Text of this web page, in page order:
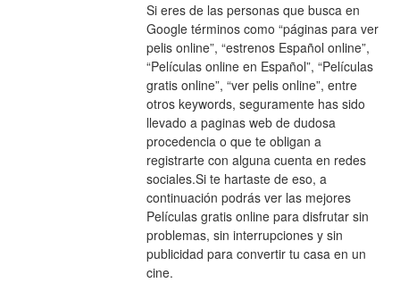
Si eres de las personas que busca en
Google términos como “páginas para ver
pelis online”, “estrenos Español online”,
“Películas online en Español”, “Películas
gratis online”, “ver pelis online”, entre
otros keywords, seguramente has sido
llevado a paginas web de dudosa
procedencia o que te obligan a
registrarte con alguna cuenta en redes
sociales.Si te hartaste de eso, a
continuación podrás ver las mejores
Películas gratis online para disfrutar sin
problemas, sin interrupciones y sin
publicidad para convertir tu casa en un
cine.